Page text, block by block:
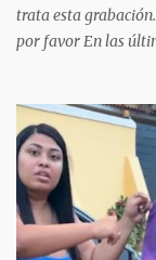
trata esta
por favor En las
social china,
referente al caso,
Alberto Sosa
años. Según
Andrés quienes le
alrededor de todo